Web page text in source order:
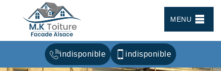
MENU
indisponible indisponible